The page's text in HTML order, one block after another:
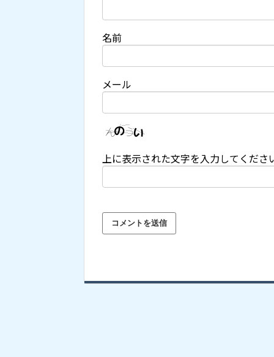
名前
メール
上に表示された文字を入力してくださ